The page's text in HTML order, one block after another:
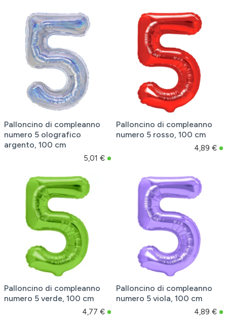
Palloncino di compleanno
numero 5 olografico
argento, 100 cm
5,01 €
Palloncino di compleanno
numero 5 rosso, 100 cm
4,89 €
Palloncino di compleanno
numero 5 verde, 100 cm
4,77 €
Palloncino di compleanno
numero 5 viola, 100 cm
4,89 €